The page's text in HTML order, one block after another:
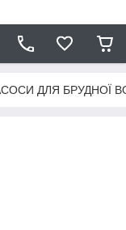
ДЛЯ БРУДНОЇ